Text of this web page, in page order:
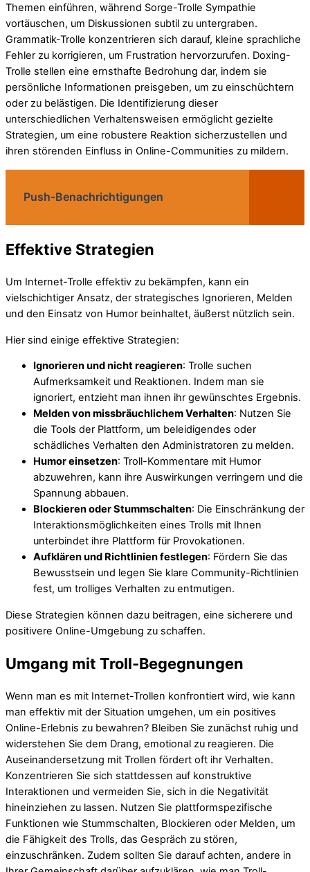
Themen einführen, während Sorge-Trolle Sympathie
vortäuschen, um Diskussionen subtil zu untergraben.
Grammatik-Trolle konzentrieren sich darauf, kleine sprachliche
Fehler zu korrigieren, um Frustration hervorzurufen. Doxing-
Trolle stellen eine ernsthafte Bedrohung dar, indem sie
persönliche Informationen preisgeben, um zu einschüchtern
oder zu belästigen. Die Identifizierung dieser
unterschiedlichen Verhaltensweisen ermöglicht gezielte
Strategien, um eine robustere Reaktion sicherzustellen und
ihren störenden Einfluss in Online-Communities zu mildern.
Push-Benachrichtigungen
Effektive Strategien
Um Internet-Trolle effektiv zu bekämpfen, kann ein
vielschichtiger Ansatz, der strategisches Ignorieren, Melden
und den Einsatz von Humor beinhaltet, äußerst nützlich sein.
Hier sind einige effektive Strategien:
Ignorieren und nicht reagieren: Trolle suchen
Aufmerksamkeit und Reaktionen. Indem man sie
ignoriert, entzieht man ihnen ihr gewünschtes Ergebnis.
Melden von missbräuchlichem Verhalten: Nutzen Sie
die Tools der Plattform, um beleidigendes oder
schädliches Verhalten den Administratoren zu melden.
Humor einsetzen: Troll-Kommentare mit Humor
abzuwehren, kann ihre Auswirkungen verringern und die
Spannung abbauen.
Blockieren oder Stummschalten: Die Einschränkung der
Interaktionsmöglichkeiten eines Trolls mit Ihnen
unterbindet ihre Plattform für Provokationen.
Aufklären und Richtlinien festlegen: Fördern Sie das
Bewusstsein und legen Sie klare Community-Richtlinien
fest, um trolliges Verhalten zu entmutigen.
Diese Strategien können dazu beitragen, eine sicherere und
positivere Online-Umgebung zu schaffen.
Umgang mit Troll-Begegnungen
Wenn man es mit Internet-Trollen konfrontiert wird, wie kann
man effektiv mit der Situation umgehen, um ein positives
Online-Erlebnis zu bewahren? Bleiben Sie zunächst ruhig und
widerstehen Sie dem Drang, emotional zu reagieren. Die
Auseinandersetzung mit Trollen fördert oft ihr Verhalten.
Konzentrieren Sie sich stattdessen auf konstruktive
Interaktionen und vermeiden Sie, sich in die Negativität
hineinziehen zu lassen. Nutzen Sie plattformspezifische
Funktionen wie Stummschalten, Blockieren oder Melden, um
die Fähigkeit des Trolls, das Gespräch zu stören,
einzuschränken. Zudem sollten Sie darauf achten, andere in